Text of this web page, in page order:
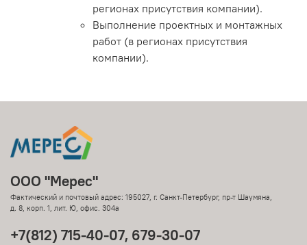
регионах присутствия компании).
Выполнение проектных и монтажных
работ (в регионах присутствия
компании).
ООО "Мерес"
Фактический и почтовый адрес: 195027, г. Санкт-Петербург, пр-т Шаумяна,
д. 8, корп. 1, лит. Ю, офис. 304а
+7(812) 715-40-07, 679-30-07